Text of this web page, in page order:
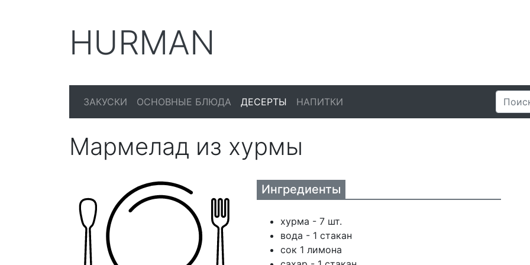
HURMAN
ЗАКУСКИ ОСНОВНЫЕ БЛЮДА ДЕСЕРТЫ НАПИТКИ
Мармелад из хурмы
Ингредиенты
хурма - 7 шт.
вода - 1 стакан
сок 1 лимона